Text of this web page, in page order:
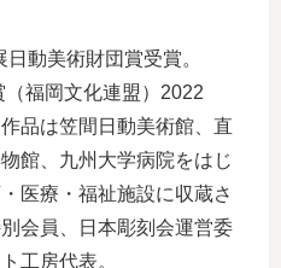
動美術財団賞受賞。
福岡文化連盟）2022
品は笠間日動美術館、直
館、九州大学病院をはじ
医療・福祉施設に収蔵さ
会員、日本彫刻会運営委
工房代表。